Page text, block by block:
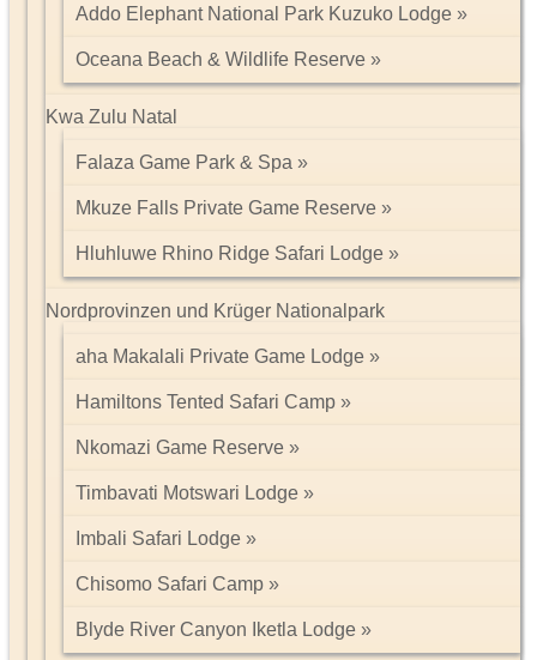
Addo Elephant National Park Kuzuko Lodge
Oceana Beach & Wildlife Reserve
Kwa Zulu Natal
Falaza Game Park & Spa
Mkuze Falls Private Game Reserve
Hluhluwe Rhino Ridge Safari Lodge
Nordprovinzen und Krüger Nationalpark
aha Makalali Private Game Lodge
Hamiltons Tented Safari Camp
Nkomazi Game Reserve
Timbavati Motswari Lodge
Imbali Safari Lodge
Chisomo Safari Camp
Blyde River Canyon Iketla Lodge